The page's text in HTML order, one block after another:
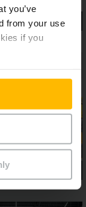
you’ve
from your use
if you